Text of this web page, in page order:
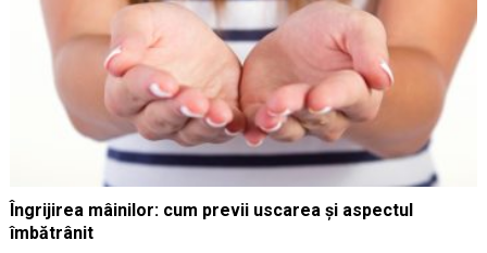
Îngrijirea mâinilor: cum previi uscarea și aspectul
îmbătrânit